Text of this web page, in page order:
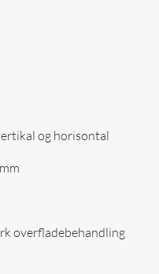
og horisontal
overfladebehandling